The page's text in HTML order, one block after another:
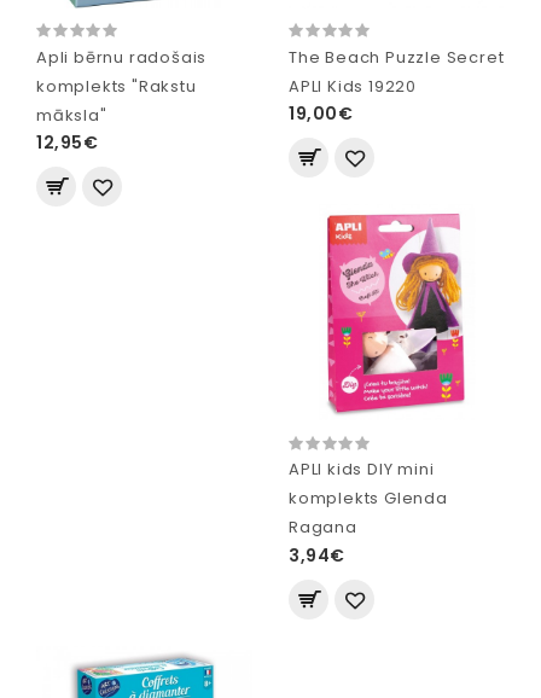
Apli bērnu radošais
komplekts "Rakstu
māksla"
12,95€
The Beach Puzzle Secret
APLI Kids 19220
19,00€
APLI kids DIY mini
komplekts Glenda
Ragana
3,94€